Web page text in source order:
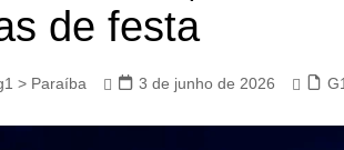
de festa
> Paraíba 3 de junho de 2026